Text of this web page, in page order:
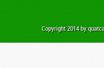
Copyright 2014 by